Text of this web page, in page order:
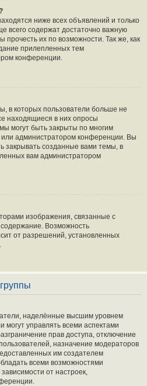
ниже всех объявлений и только
всего содержат достаточно важную
их по возможности. Так же, как
прилепленных тем
конференции.
в которых пользователи больше не
находящиеся в них опросы
могут быть закрыты по многим
администратором конференции. Вы
закрывать созданные вами темы, в
вам администратором
изображения, связанные с
Возможность
от разрешений, установленных
наделённые высшим уровнем
управлять всеми аспектами
прав доступа, отключение
назначение модераторов
им создателем
всеми возможностями
от настроек,